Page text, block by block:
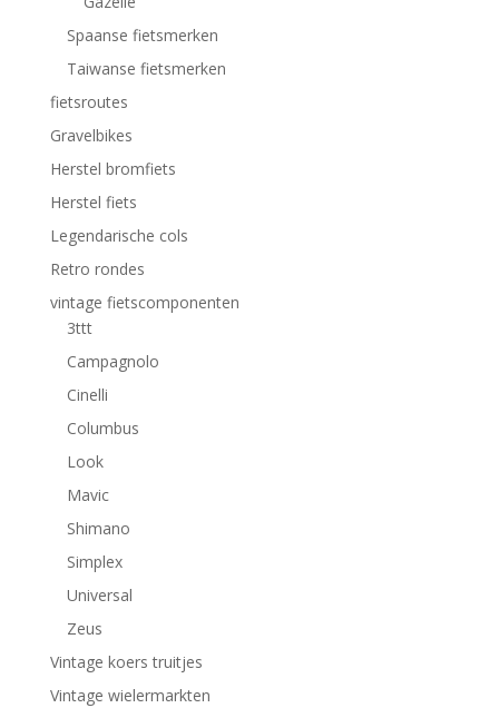
Spaanse fietsmerken
Taiwanse fietsmerken
fietsroutes
Gravelbikes
Herstel bromfiets
Herstel fiets
Legendarische cols
Retro rondes
vintage fietscomponenten
3ttt
Campagnolo
Cinelli
Columbus
Look
Mavic
Shimano
Simplex
Universal
Zeus
Vintage koers truitjes
Vintage wielermarkten